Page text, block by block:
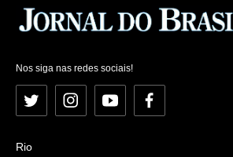
Nos siga nas redes sociais!
Twitter InstagramYouTubeFacebook
Rio